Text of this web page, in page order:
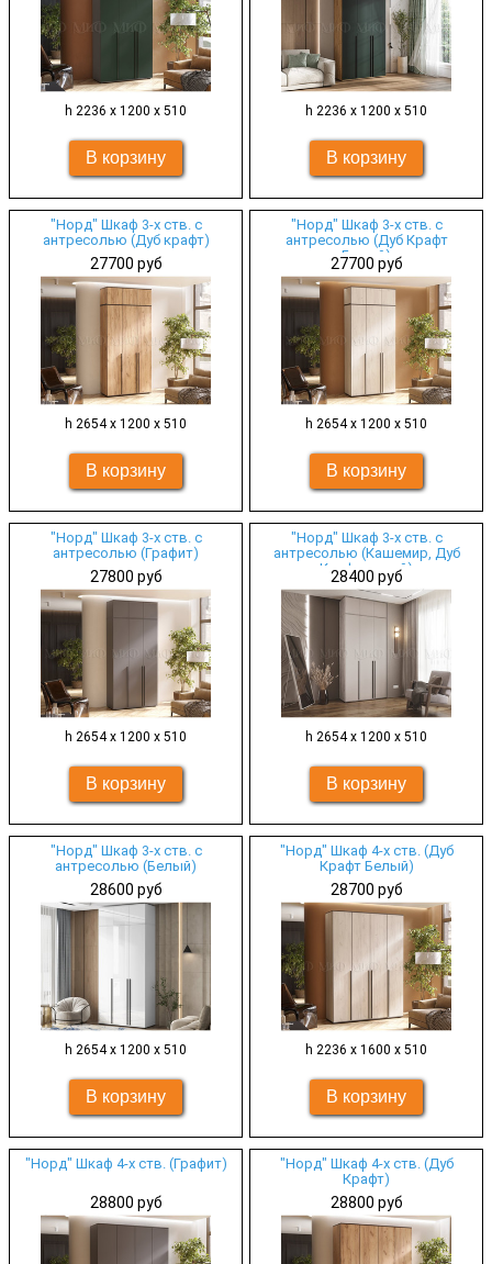
h 2236 х 1200 х 510 h 2236 х 1200 х 510
"Норд" Шкаф 3-х ств. с
антресолью (Дуб крафт)
27700 руб
h 2654 х 1200 х 510
"Норд" Шкаф 3-х ств. с
антресолью (Дуб Крафт
Белый)
27700 руб
h 2654 х 1200 х 510
"Норд" Шкаф 3-х ств. с
антресолью (Графит)
27800 руб
h 2654 х 1200 х 510
"Норд" Шкаф 3-х ств. с
антресолью (Кашемир, Дуб
Крафт серый)
28400 руб
h 2654 х 1200 х 510
"Норд" Шкаф 3-х ств. с
антресолью (Белый)
28600 руб
h 2654 х 1200 х 510
"Норд" Шкаф 4-х ств. (Дуб
Крафт Белый)
28700 руб
h 2236 х 1600 х 510
"Норд" Шкаф 4-х ств. (Графит)
28800 руб
"Норд" Шкаф 4-х ств. (Дуб
Крафт)
28800 руб